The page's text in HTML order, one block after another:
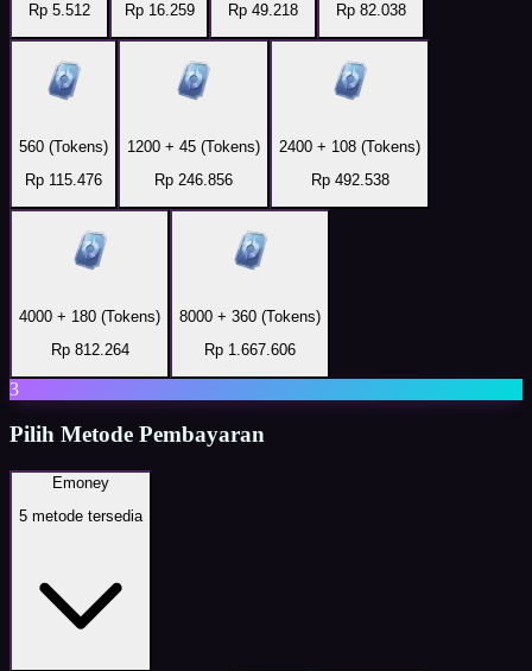
Rp 5.512
Rp 16.259
Rp 49.218
Rp 82.038
560 (Tokens)
Rp 115.476
1200 + 45 (Tokens)
Rp 246.856
2400 + 108 (Tokens)
Rp 492.538
4000 + 180 (Tokens)
Rp 812.264
8000 + 360 (Tokens)
Rp 1.667.606
3
Pilih Metode Pembayaran
Emoney
5 metode tersedia